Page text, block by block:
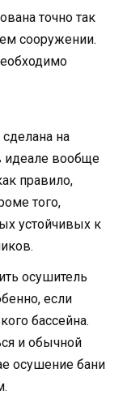
точно так
сооружении.
на
идеале вообще
правило,
того,
устойчивых к
осушитель
если
бассейна.
и обычной
осушение бани